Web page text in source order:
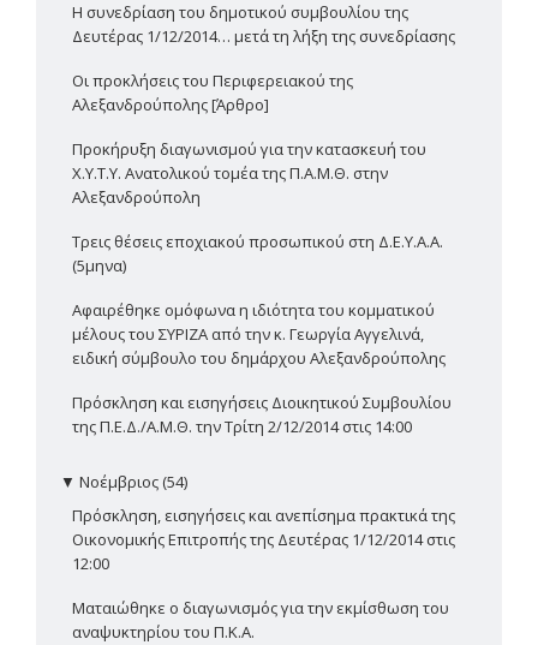
Η συνεδρίαση του δημοτικού συμβουλίου της
Δευτέρας 1/12/2014… μετά τη λήξη της συνεδρίασης
Οι προκλήσεις του Περιφερειακού της
Αλεξανδρούπολης [Άρθρο]
Προκήρυξη διαγωνισμού για την κατασκευή του
Χ.Υ.Τ.Υ. Ανατολικού τομέα της Π.Α.Μ.Θ. στην
Αλεξανδρούπολη
Τρεις θέσεις εποχιακού προσωπικού στη Δ.Ε.Υ.Α.Α.
(5μηνα)
Αφαιρέθηκε ομόφωνα η ιδιότητα του κομματικού
μέλους του ΣΥΡΙΖΑ από την κ. Γεωργία Αγγελινά,
ειδική σύμβουλο του δημάρχου Αλεξανδρούπολης
Πρόσκληση και εισηγήσεις Διοικητικού Συμβουλίου
της Π.Ε.Δ./Α.Μ.Θ. την Τρίτη 2/12/2014 στις 14:00
▼ Νοέμβριος (54)
Πρόσκληση, εισηγήσεις και ανεπίσημα πρακτικά της
Οικονομικής Επιτροπής της Δευτέρας 1/12/2014 στις
12:00
Ματαιώθηκε ο διαγωνισμός για την εκμίσθωση του
αναψυκτηρίου του Π.Κ.Α.